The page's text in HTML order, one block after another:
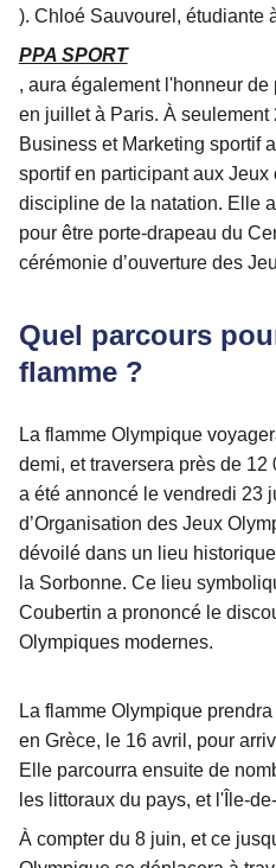
). Chloé Sauvourel, étudiante
PPA SPORT
, aura également l'honneur
en juillet à Paris. À
Business et Marketing sportif
sportif en participant aux
discipline de la natation. Elle
pour être porte-drapeau du
cérémonie d’ouverture des
Quel parcours
flamme ?
La flamme Olympique
demi, et traversera près de
a été annoncé le vendredi 23
d’Organisation des Jeux
dévoilé dans un lieu
la Sorbonne. Ce lieu
Coubertin a prononcé le
Olympiques modernes.
La flamme Olympique
en Grèce, le 16 avril, pour
Elle parcourra ensuite de
les littoraux du pays, et l'Île-
À compter du 8 juin, et ce